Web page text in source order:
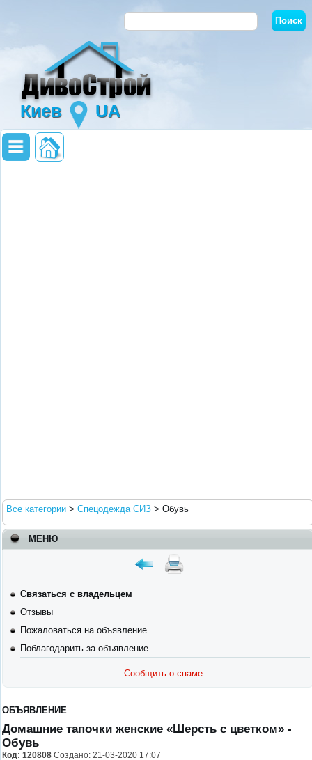
Киев UA
Все категории > Спецодежда СИЗ > Обувь
МЕНЮ
Связаться с владельцем
Отзывы
Пожаловаться на объявление
Поблагодарить за объявление
Сообщить о спаме
ОБЪЯВЛЕНИЕ
Домашние тапочки женские «Шерсть с цветком» -
Обувь
Код: 120808 Создано: 21-03-2020 17:07